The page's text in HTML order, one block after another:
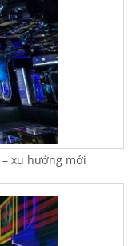
xu hướng mới